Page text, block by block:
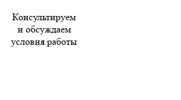
Консультируем
и обсуждаем
условия работы